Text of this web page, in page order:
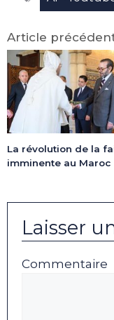
Article
La révolution de la
imminente au Maroc
Laisser
Commentaire